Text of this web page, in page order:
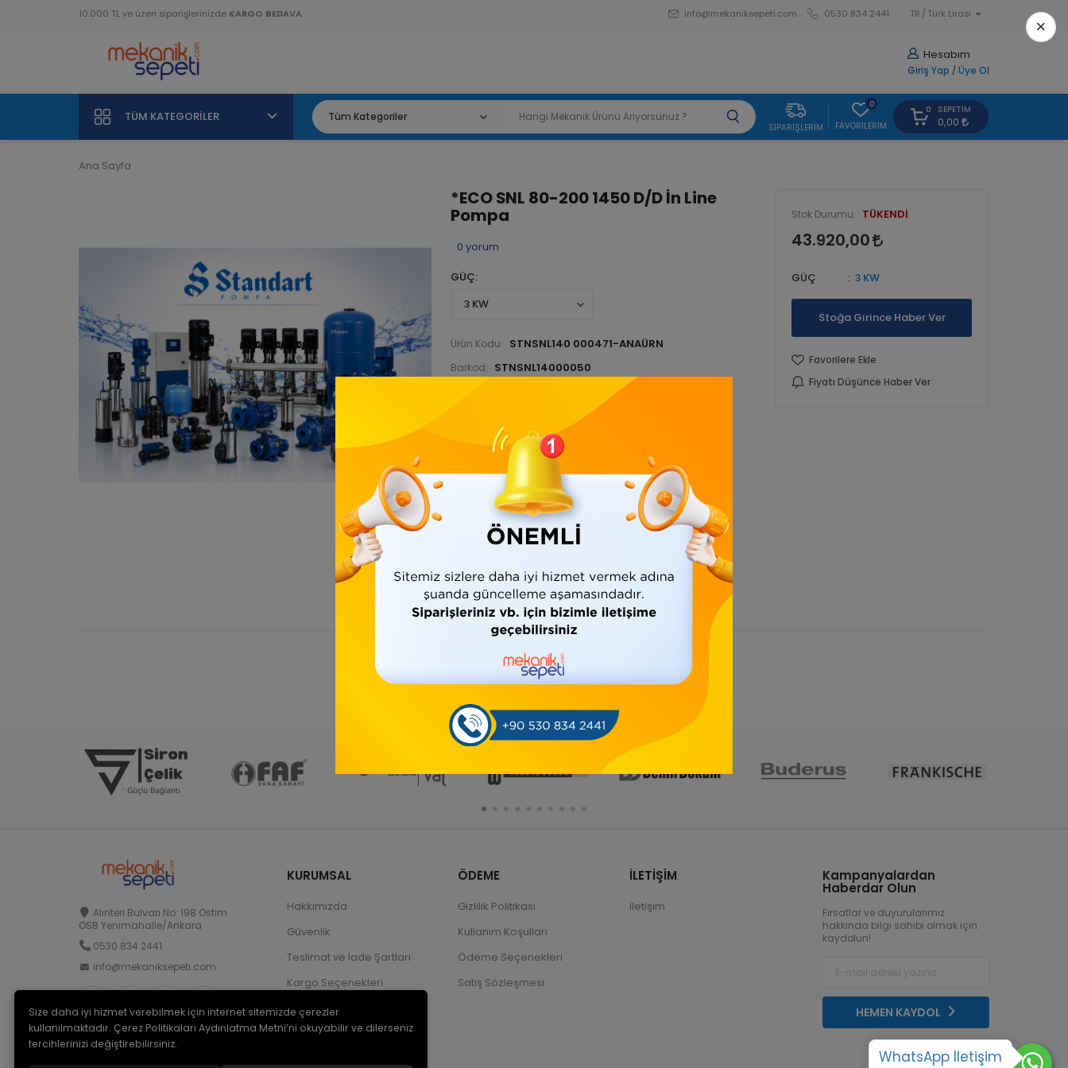
WhatsApp İletişim
10.000 TL ve üzeri siparişlerinizde KARGO BEDAVA TR Türk Lirası
info@mekaniksepeti.com 0530 834 2441
Hesabım
Giriş Yap / Üye Ol
TÜM KATEGORILER
SIPARIŞLERIM
0
FAVORILERIM
0 SEPETIM
0,00
Ana Sayfa
*ECO SNL 80-200 1450 D/D İn Line
Pompa
0 yorum
GÜÇ
Ürün Kodu: STNSNL140 000471-ANAÜRN
Barkod: STNSNL14000050
Stok Durumu: TÜKENDİ
43.920,00
GÜÇ 3 KW
Stoğa Girince Haber Ver
Favorilere Ekle
Fiyatı Düşünce Haber Ver
Ürün Bilgisi Yorumlar (0)
Alınteri Bulvarı No: 198 Ostim
OSB Yenimahalle/Ankara
0530 834 2441
info@mekaniksepeti.com
Kampanyalardan
Haberdar Olun
Fırsatlar ve duyurularımız
hakkında bilgi sahibi olmak için
kaydolun!
HEMEN KAYDOL
KURUMSAL
Hakkımızda
Güvenlik
Teslimat ve İade Şartları
Kargo Seçenekleri
ÖDEME
Gizlilik Politikası
Kullanım Koşulları
Ödeme Seçenekleri
Satış Sözleşmesi
İLETİŞİM
İletişim
Size daha iyi hizmet verebilmek için internet sitemizde çerezler
kullanılmaktadır. Çerez Politikaları Aydınlatma Metni’ni okuyabilir ve dilerseniz
tercihlerinizi değiştirebilirsiniz.
×